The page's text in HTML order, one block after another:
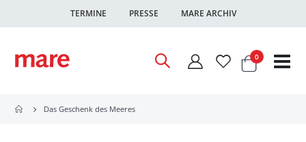
TERMINE PRESSE MARE ARCHIV
Warenkorb
0Artikel
Das Geschenk des Meeres